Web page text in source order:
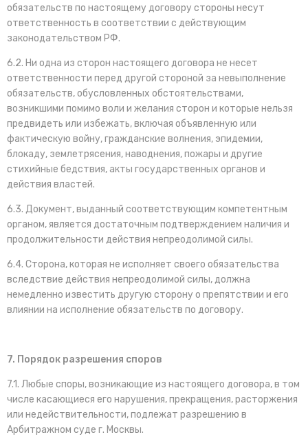
обязательств по настоящему договору стороны несут
ответственность в соответствии с действующим
законодательством РФ.
6.2. Ни одна из сторон настоящего договора не несет
ответственности перед другой стороной за невыполнение
обязательств, обусловленных обстоятельствами,
возникшими помимо воли и желания сторон и которые нельзя
предвидеть или избежать, включая объявленную или
фактическую войну, гражданские волнения, эпидемии,
блокаду, землетрясения, наводнения, пожары и другие
стихийные бедствия, акты государственных органов и
действия властей.
6.3. Документ, выданный соответствующим компетентным
органом, является достаточным подтверждением наличия и
продолжительности действия непреодолимой силы.
6.4. Сторона, которая не исполняет своего обязательства
вследствие действия непреодолимой силы, должна
немедленно известить другую сторону о препятствии и его
влиянии на исполнение обязательств по договору.
7. Порядок разрешения споров
7.1. Любые споры, возникающие из настоящего договора, в том
числе касающиеся его нарушения, прекращения, расторжения
или недействительности, подлежат разрешению в
Арбитражном суде г. Москвы.